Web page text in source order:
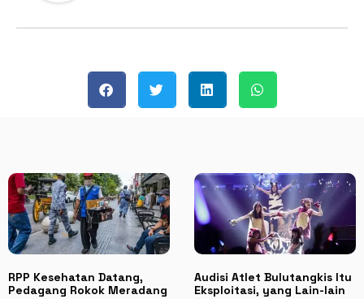
RPP Kesehatan Datang,
Pedagang Rokok Meradang
Audisi Atlet Bulutangkis Itu
Eksploitasi, yang Lain-lain